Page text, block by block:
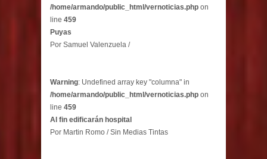
/home/armando/public_html/vernoticias.php on
line 459
Puyas
Por Samuel Valenzuela /
Warning: Undefined array key "columna" in
/home/armando/public_html/vernoticias.php on
line 459
Al fin edificarán hospital
Por Martin Romo / Sin Medias Tintas